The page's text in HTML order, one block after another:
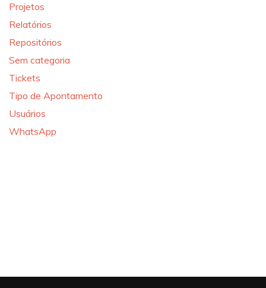
Projetos
Relatórios
Repositórios
Sem categoria
Tickets
Tipo de Apontamento
Usuários
WhatsApp